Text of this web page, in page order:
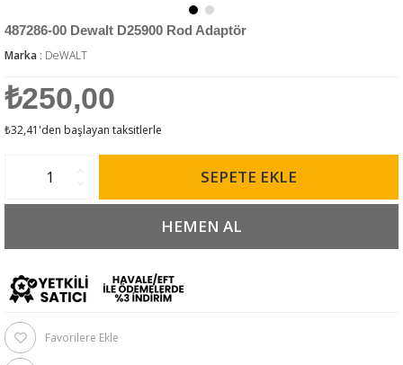
487286-00 Dewalt D25900 Rod Adaptör
Marka : DeWALT
₺250,00
₺32,41 'den başlayan taksitlerle
Favorilere Ekle